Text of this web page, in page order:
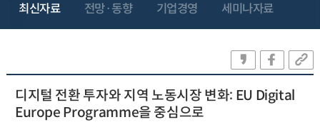
최신자료 전망·동향 기업경영 세미나자료
디지털 전환 투자와 지역 노동시장 변화: EU Digital
Europe Programme을 중심으로